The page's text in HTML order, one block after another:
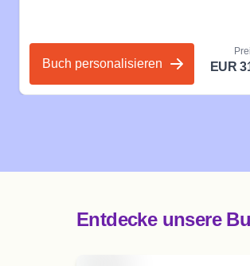
Buch personalisieren EUR
Entdecke unsere